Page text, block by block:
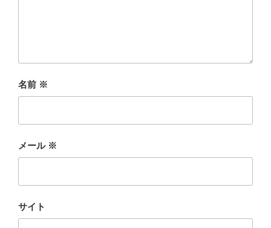
名前 ※
メール ※
サイト